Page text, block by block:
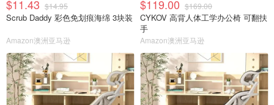
$11.43 $14.95
Scrub Daddy 彩色免划痕海绵 3块装
Amazon澳洲亚马逊
$119.00 $169.00
CYKOV 高背人体工学办公椅 可翻扶
手
Amazon澳洲亚马逊